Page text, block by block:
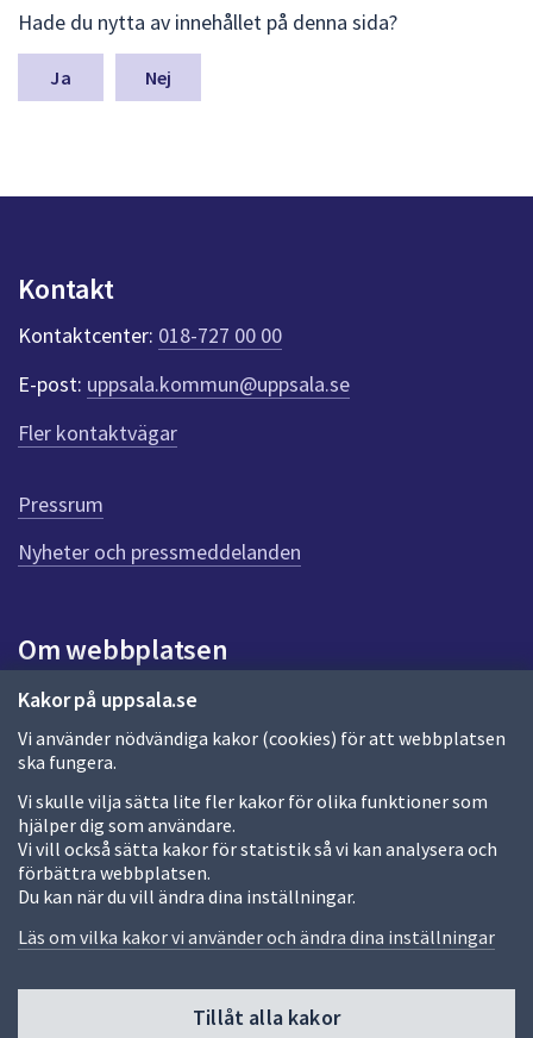
Kakor på uppsala.se
Vi använder nödvändiga kakor (cookies) för att webbplatsen
ska fungera.
Vi skulle vilja sätta lite fler kakor för olika funktioner som
hjälper dig som användare.
Vi vill också sätta kakor för statistik så vi kan analysera och
förbättra webbplatsen.
Du kan när du vill ändra dina inställningar.
Läs om vilka kakor vi använder och ändra dina inställningar
Tillåt alla kakor
ä
m
a
p
k
t
e
f
r
d
n
n
a
a
Hade du nytta av innehållet på denna sida?
Nej
Kontakt
Kontaktcenter: 018-727 00 00
E-post: uppsala.kommun@uppsala.se
Fler kontaktvägar
Pressrum
Nyheter och pressmeddelanden
Om webbplatsen
Om webbplatsen
Allmänna handlingar och diarium
Behandling av personuppgifter
Kakor
Språk (other languages)
Tillgänglighetsredogörelse
Fler sätt att följa oss